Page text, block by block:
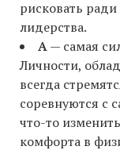
рисковать
лидерства.
A— самая
Личности,
всегда
соревнуются с
что-то
комфорта в